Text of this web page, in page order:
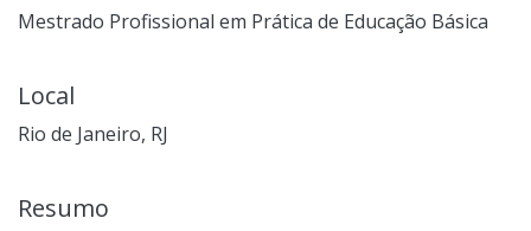
Mestrado Profissional em Prática de Educação Básica
Local
Rio de Janeiro, RJ
Resumo